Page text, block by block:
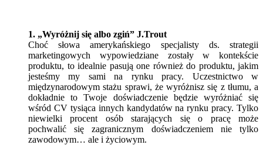
1. „Wyróżnij się albo zgiń” J.Trout
Choć słowa amerykańskiego specjalisty ds. strategii
marketingowych wypowiedziane zostały w kontekście
produktu, to idealnie pasują one również do produktu, jakim
jesteśmy my sami na rynku pracy. Uczestnictwo w
międzynarodowym stażu sprawi, że wyróżnisz się z tłumu, a
dokładnie to Twoje doświadczenie będzie wyróżniać się
wśród CV tysiąca innych kandydatów na rynku pracy. Tylko
niewielki procent osób starających się o pracę może
pochwalić się zagranicznym doświadczeniem nie tylko
zawodowym… ale i życiowym.